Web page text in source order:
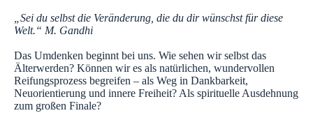
„Sei du selbst die Veränderung, die du dir wünschst für diese
Welt.“ M. Gandhi
Das Umdenken beginnt bei uns. Wie sehen wir selbst das
Älterwerden? Können wir es als natürlichen, wundervollen
Reifungsprozess begreifen – als Weg in Dankbarkeit,
Neuorientierung und innere Freiheit? Als spirituelle Ausdehnung
zum großen Finale?